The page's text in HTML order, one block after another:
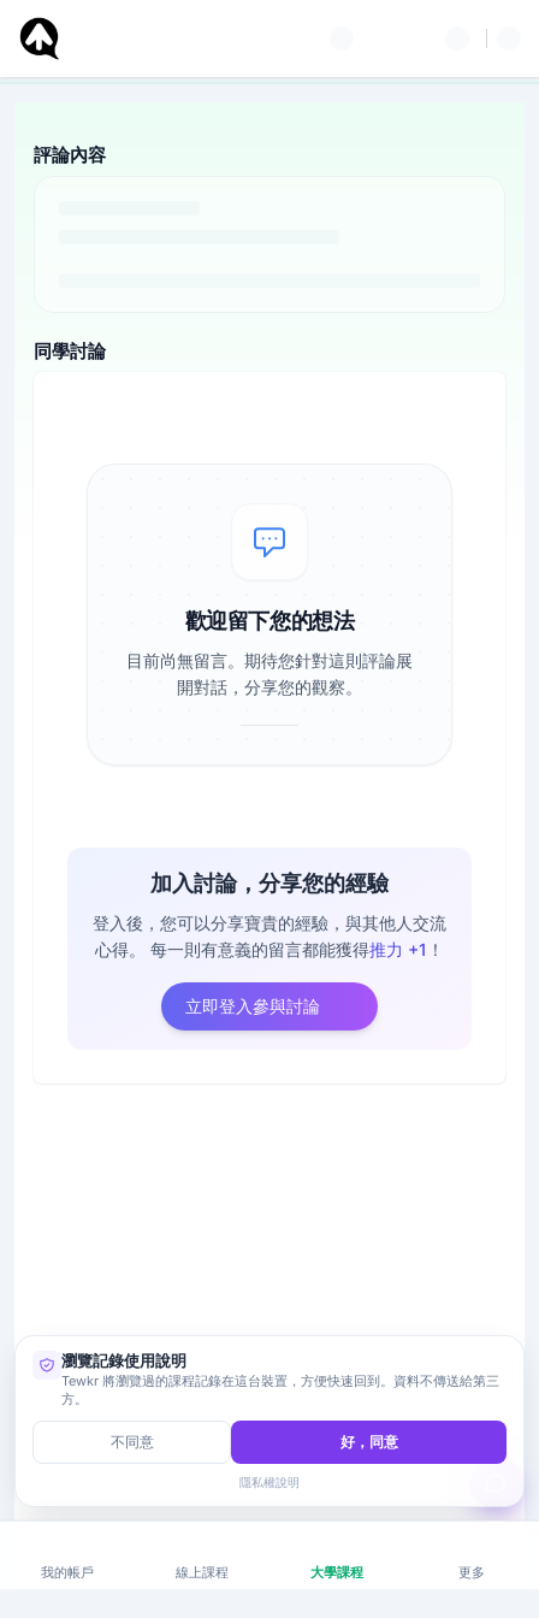
評論內容
同學討論
歡迎留下您的想法
目前尚無留言。期待您針對這則評論展
開對話，分享您的觀察。
加入討論，分享您的經驗
登入後，您可以分享寶貴的經驗，與其他人交流
心得。
每一則有意義的留言都能獲得推力 +1 ！
立即登入參與討論
我的帳戶 線上課程 大學課程 更多
瀏覽記錄使用說明
Tewkr 將瀏覽過的課程記錄在這台裝置，方便快速回到。資料不傳送給第三
方。
不同意 好，同意
隱私權說明